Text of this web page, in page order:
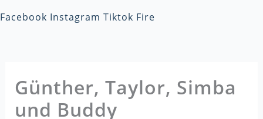
Facebook Instagram Tiktok Fire
Günther, Taylor, Simba
und Buddy